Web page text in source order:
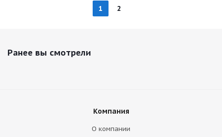
1 2
Ранее вы смотрели
Компания
О компании